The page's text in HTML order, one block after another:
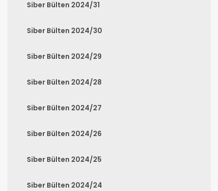
Siber Bülten 2024/31
Siber Bülten 2024/30
Siber Bülten 2024/29
Siber Bülten 2024/28
Siber Bülten 2024/27
Siber Bülten 2024/26
Siber Bülten 2024/25
Siber Bülten 2024/24